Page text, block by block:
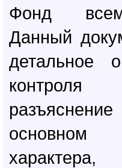
Фонд
Данный
детальное
контроля